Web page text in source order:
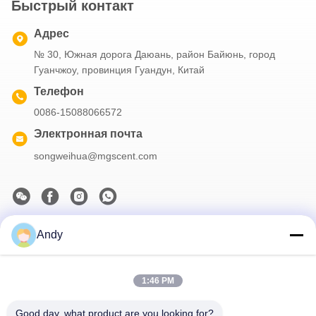
Быстрый контакт
Адрес
№ 30, Южная дорога Даюань, район Байюнь, город
Гуанчжоу, провинция Гуандун, Китай
Телефон
0086-15088066572
Электронная почта
songweihua@mgscent.com
Наш бюллетень
получения скидок и прочего.
Andy
1:46 PM
Good day, what product are you looking for?